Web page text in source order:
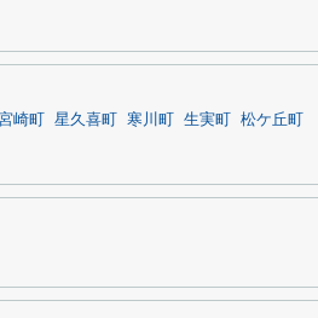
崎町 星久喜町 寒川町 生実町
松ケ丘町